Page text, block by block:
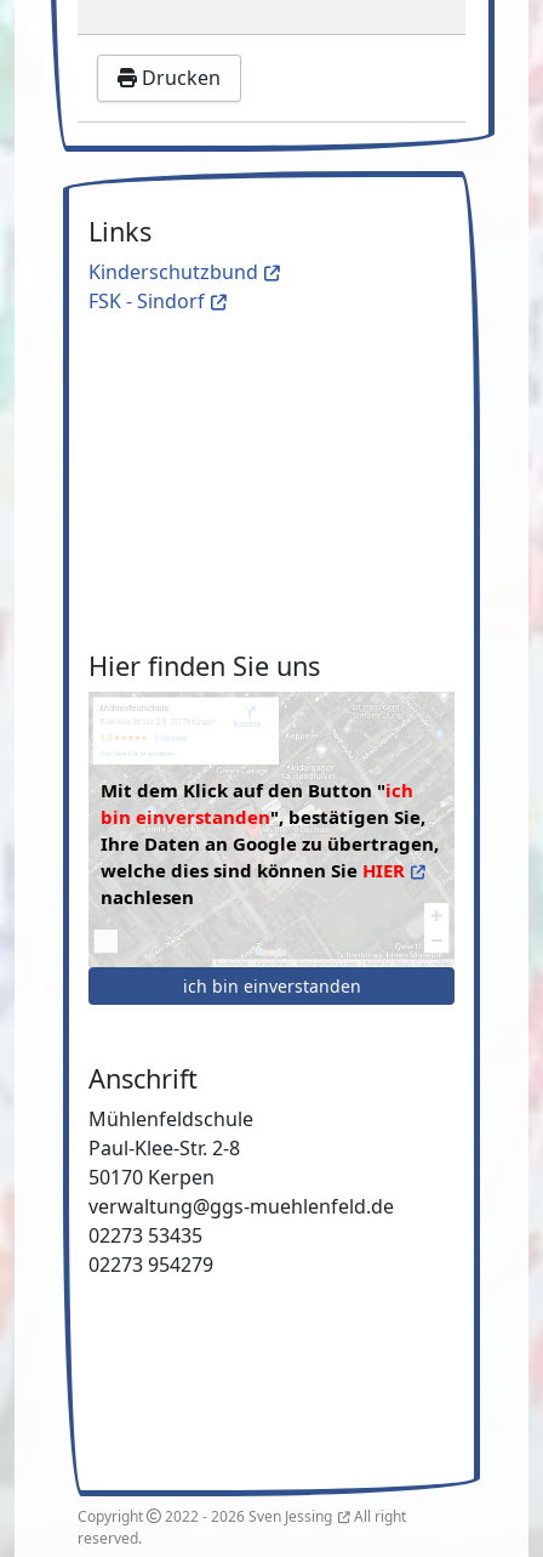
Drucken
Links
Kinderschutzbund
FSK - Sindorf
Hier finden Sie uns
Mit dem Klick auf den Button "ich
bin einverstanden", bestätigen Sie,
Ihre Daten an Google zu übertragen,
welche dies sind können Sie HIER
nachlesen
ich bin einverstanden
Anschrift
Mühlenfeldschule
Paul-Klee-Str. 2-8
50170 Kerpen
verwaltung@ggs-muehlenfeld.de
02273 53435
02273 954279
Copyright 2022 - 2026Sven Jessing
All right
reserved.